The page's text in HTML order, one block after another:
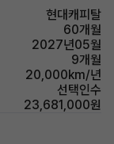
현대캐피탈
60개월
2027년05월
9개월
20,000km/년
선택인수
23,681,000원